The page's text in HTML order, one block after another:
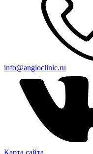
info@angioclinic.ru
Карта сайта